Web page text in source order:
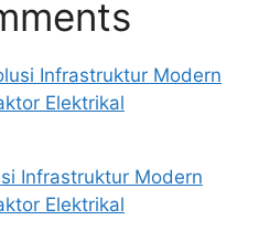
Infrastruktur Modern
Elektrikal
Infrastruktur Modern
Elektrikal